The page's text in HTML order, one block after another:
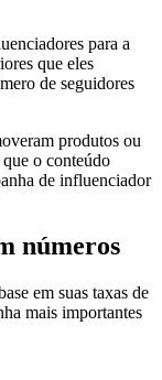
para a
que eles
de seguidores
produtos ou
que o conteúdo
de influenciador
números
em suas taxas de
mais importantes